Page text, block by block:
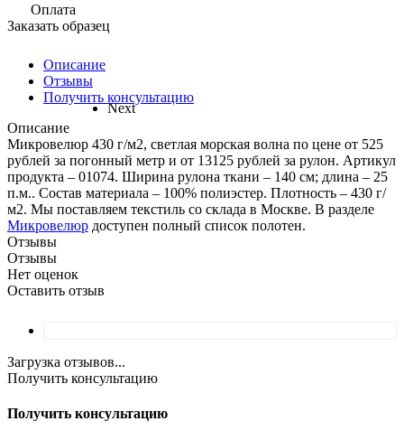
Next
Оплата
Заказать образец
Описание
Отзывы
Получить консультацию
Описание
Микровелюр 430 г/м2, светлая морская волна по цене от 525
рублей за погонный метр и от 13125 рублей за рулон. Артикул
продукта – 01074. Ширина рулона ткани – 140 см; длина – 25
п.м.. Состав материала – 100% полиэстер. Плотность – 430 г/
м2. Мы поставляем текстиль со склада в Москве. В разделе
Микровелюр доступен полный список полотен.
Отзывы
Отзывы
Нет оценок
Оставить отзыв
Загрузка отзывов...
Получить консультацию
Получить консультацию